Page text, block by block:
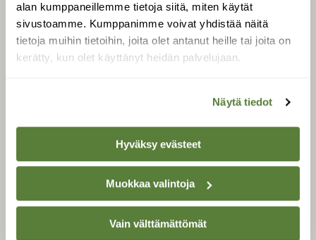
alan kumppaneillemme tietoja siitä, miten käytät
sivustoamme. Kumppanimme voivat yhdistää näitä
tietoja muihin tietoihin, joita olet antanut heille tai joita on
kerätty, kun olet käyttänyt heidän palvelujaan.
Näytä tiedot
Hyväksy evästeet
Muokkaa valintoja
Vain välttämättömät
Uusin lehti
Tilaa Suomen Luonto
Tilaa digilukuoikeus
SUOJELU­LIITTO
Suomen Luonto -lehden
kustantaja onSuomen
luonnonsuojelu­liitto